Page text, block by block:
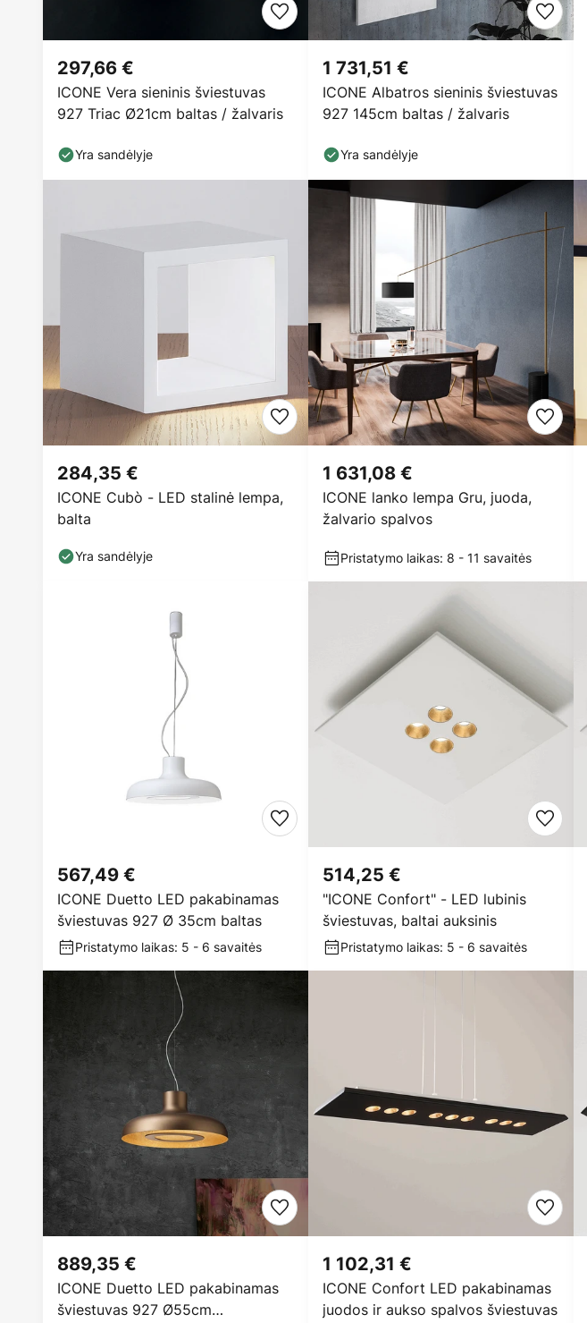
ICONE Vera sieninis šviestuvas
927 Triac Ø21cm baltas / žalvaris
297,66 €
Yra sandėlyje
ICONE Albatros sieninis šviestuvas
927 145cm baltas / žalvaris
1 731,51 €
Yra sandėlyje
ICONE Cubò - LED stalinė lempa,
balta
284,35 €
Yra sandėlyje
ICONE lanko lempa Gru, juoda,
žalvario spalvos
1 631,08 €
Pristatymo laikas: 8 - 11 savaitės
ICONE Duetto LED pakabinamas
šviestuvas 927 Ø 35cm baltas
567,49 €
Pristatymo laikas: 5 - 6 savaitės
"ICONE Confort" - LED lubinis
šviestuvas, baltai auksinis
514,25 €
Pristatymo laikas: 5 - 6 savaitės
ICONE Duetto LED pakabinamas
šviestuvas 927 Ø55cm
889,35 €
ICONE Confort LED pakabinamas
juodos ir aukso spalvos šviestuvas
1 102,31 €